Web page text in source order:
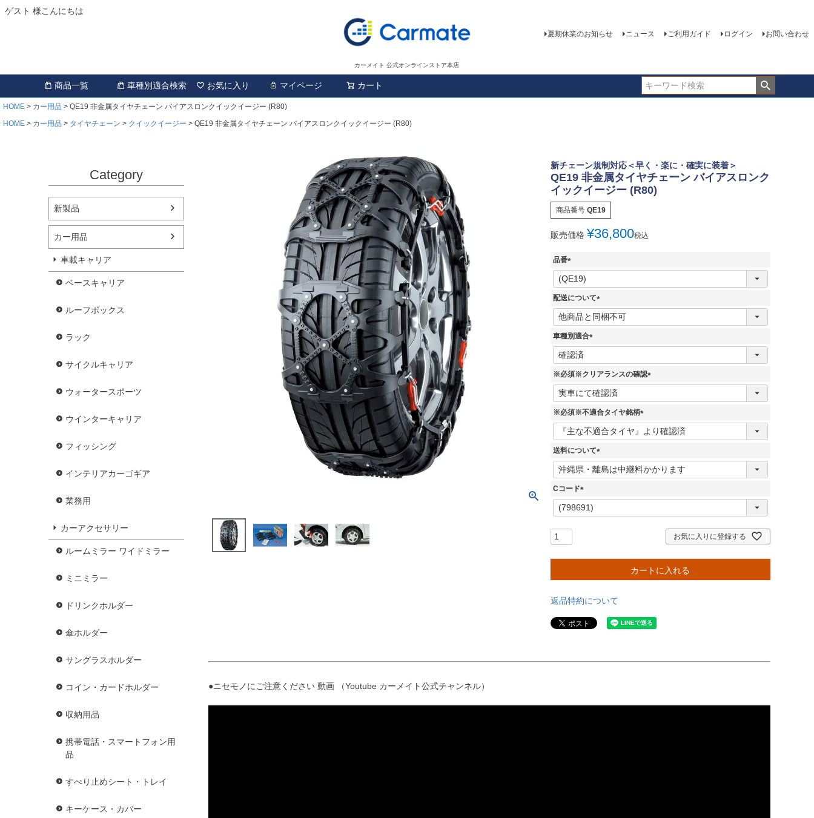
ゲスト 様こんにちは
カーメイト 公式オンラインストア本店
夏期休業のお知らせ ニュース ご利用ガイド ログイン お問い合わせ
商品一覧 車種別適合検索 お気に入り マイページ カート
HOME カー用品
QE19 非金属タイヤチェーン バイアスロンクイックイージー (R80)
HOME
カー用品 タイヤチェーン クイックイージー QE19 非金属タイヤチェーン バイアスロンクイックイージー (R80)
Category
新製品
カー用品
車載キャリア
ベースキャリア
ルーフボックス
ラック
サイクルキャリア
ウォータースポーツ
ウインターキャリア
フィッシング
インテリアカーゴギア
業務用
カーアクセサリー
ルームミラー ワイドミラー
ミニミラー
ドリンクホルダー
傘ホルダー
サングラスホルダー
コイン・カードホルダー
収納用品
携帯電話・スマートフォン用
品
すべり止めシート・トレイ
キーケース・カバー
新チェーン規制対応＜早く・楽に・確実に装着＞
QE19 非金属タイヤチェーン バイアスロンク
イックイージー (R80)
商品番号 QE19
販売価格 ¥36,800税込
品番
(
必
須
配送について
(
必
車種別適合
(
須
※必須※クリアランスの確認
(
※必須※不適合タイヤ銘柄
(
必
送料について
(
必
Cコード
(
必
お気に入りに登録する
カートに入れる
返品特約について
●ニセモノにご注意ください 動画 （Youtube カーメイト公式チャンネル）